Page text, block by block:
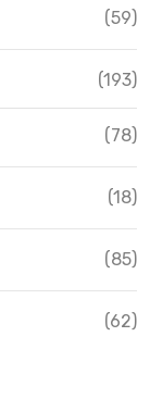
(59)
(193)
(78)
(18)
(85)
(62)